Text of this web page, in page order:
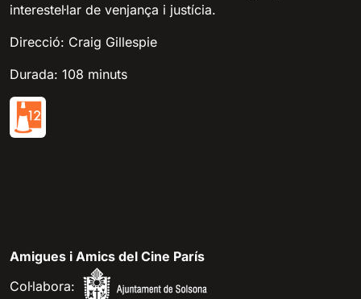
interestel·lar de venjança i justícia.
Direcció: Craig Gillespie
Durada: 108 minuts
Amigues i Amics del Cine París
Col·labora: